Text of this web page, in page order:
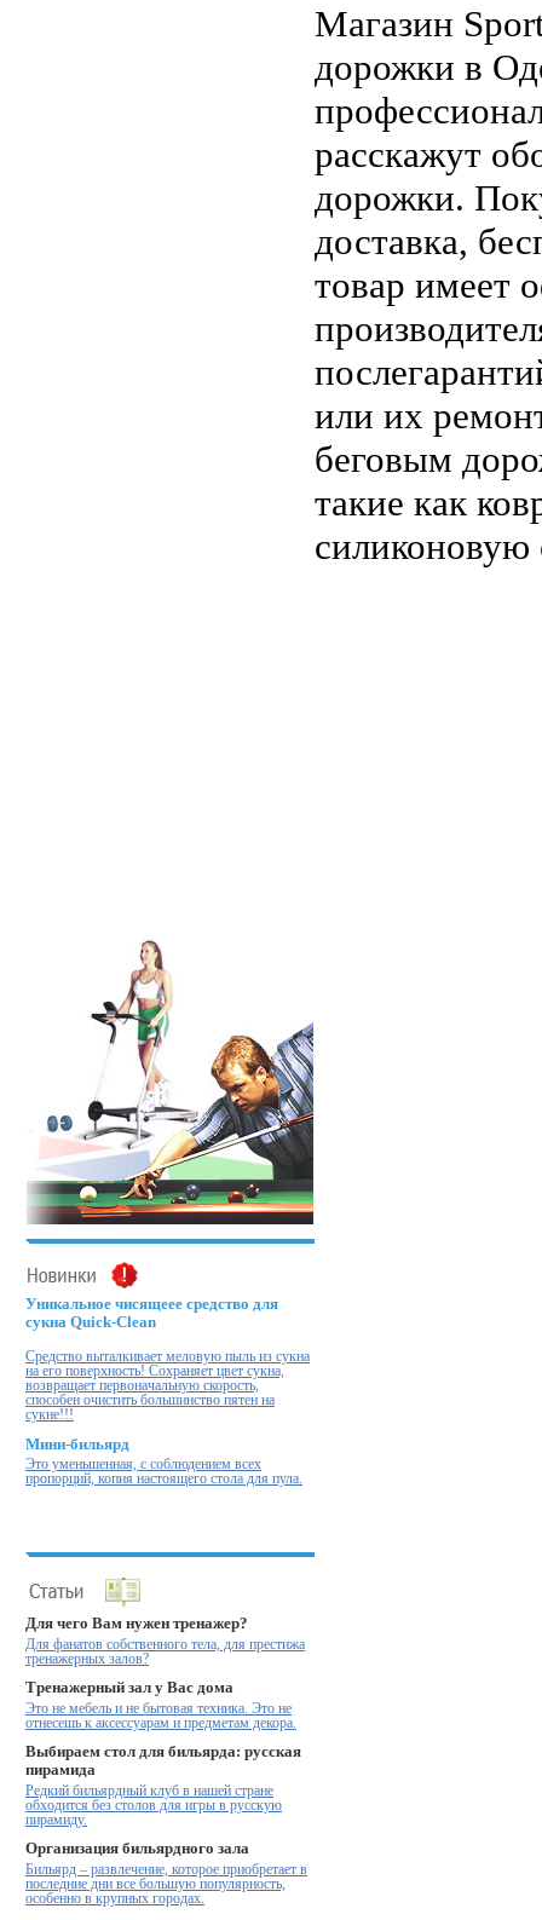
Магазин
дорожки в
расскажут
дорожки.
доставка,
товар имеет
или их
беговым
такие как
силиконовую
Уникальное чисящеее средство для
сукна Quick-Clean
Cредство выталкивает меловую пыль из сукна
на его поверхность! Cохраняет цвет сукна,
возвращает первоначальную скорость,
способен очистить большинство пятен на
сукне!!!
Мини-бильярд
Это уменьшенная, с соблюдением всех
пропорций, копия настоящего стола для пула.
Для чего Вам нужен тренажер?
Для фанатов собственного тела, для престижа
тренажерных залов?
Тренажерный зал у Вас дома
Это не мебель и не бытовая техника. Это не
отнесешь к аксессуарам и предметам декора.
Выбираем стол для бильярда: русская
пирамида
Редкий бильярдный клуб в нашей стране
обходится без столов для игры в русскую
пирамиду.
Организация бильярдного зала
Бильярд – развлечение, которое приобретает в
последние дни все большую популярность,
особенно в крупных городах.